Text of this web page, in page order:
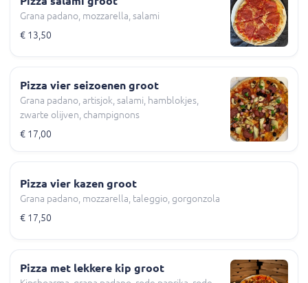
Grana padano, mozzarella, salami
€ 13,50
Pizza vier seizoenen groot
Grana padano, artisjok, salami, hamblokjes,
zwarte olijven, champignons
€ 17,00
Pizza vier kazen groot
Grana padano, mozzarella, taleggio, gorgonzola
€ 17,50
Pizza met lekkere kip groot